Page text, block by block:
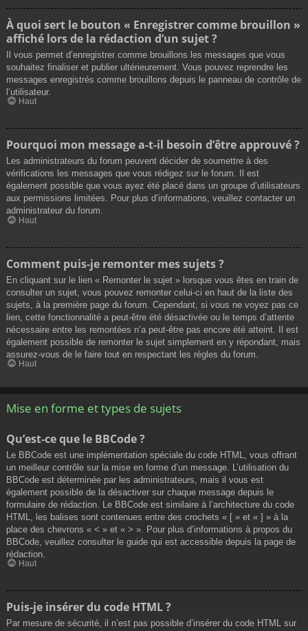
À quoi sert le bouton « Enregistrer comme brouillon »
affiché lors de la rédaction d’un sujet ?
Il vous permet d’enregistrer comme brouillons les messages que vous
souhaitez finaliser et publier ultérieurement. Vous pouvez reprendre les
messages enregistrés comme brouillons depuis le panneau de contrôle de
l’utilisateur.
Haut
Pourquoi mon message a-t-il besoin d’être approuvé ?
Les administrateurs du forum peuvent décider de soumettre à des
vérifications les messages que vous rédigez sur le forum. Il est
également possible que vous ayez été placé dans un groupe d’utilisateurs
aux permissions limitées. Pour plus d’informations, veuillez contacter un
administrateur du forum.
Haut
Comment puis-je remonter mes sujets ?
En cliquant sur le lien « Remonter le sujet » lorsque vous êtes en train de
consulter un sujet, vous pouvez remonter celui-ci en haut de la liste des
sujets, à la première page du forum. Cependant, si vous ne voyez pas ce
lien, cette fonctionnalité a peut-être été désactivée ou le temps d’attente
nécessaire entre les remontées n’a peut-être pas encore été atteint. Il est
également possible de remonter le sujet simplement en y répondant, mais
assurez-vous de le faire tout en respectant les règles du forum.
Haut
Mise en forme et types de sujets
Qu’est-ce que le BBCode ?
Le BBCode est une implémentation spéciale du code HTML, vous offrant
un meilleur contrôle sur la mise en forme d’un message. L’utilisation du
BBCode est déterminée par les administrateurs, mais il vous est
également possible de la désactiver sur chaque message depuis le
formulaire de rédaction. Le BBCode est similaire à l’architecture du code
HTML, les balises sont contenues entre des crochets « [ » et « ] » à la
place des chevrons « < » et « > ». Pour plus d’informations à propos du
BBCode, veuillez consulter le guide qui est accessible depuis la page de
rédaction.
Haut
Puis-je insérer du code HTML ?
Par mesure de sécurité, il n’est pas possible d’insérer du code HTML sur